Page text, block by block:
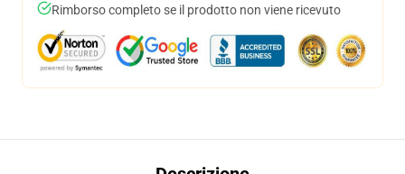
Rimborso completo se il prodotto non viene ricevuto